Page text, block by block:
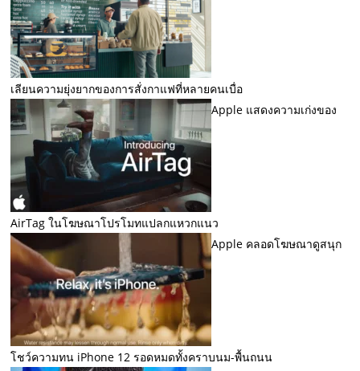
เลียนความยุ่งยากของการสั่งกาแฟที่หลายคนเบื่อ
Apple แสดงความเก่งของ
AirTag ในโฆษณาโปรโมทแปลกแหวกแนว
Apple คลอดโฆษณาดูสนุก
โชว์ความทน iPhone 12 รอดหมดทั้งคราบนม-พื้นถนน